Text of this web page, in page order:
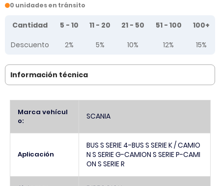
0 unidades en tránsito
Tier prices table
Cantidad 5 - 10 11 - 20 21 - 50 51 - 100
100+
Descuento
2% 5% 10% 12% 15%
Información técnica
Información
Marca vehícul
o:
SCANIA
Aplicación
BUS S SERIE 4-BUS S SERIE K / CAMIO
N S SERIE G-CAMION S SERIE P-CAMI
ON S SERIE R